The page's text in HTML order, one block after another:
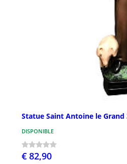
Statue Saint Antoine le
DISPONIBLE
€ 82,90